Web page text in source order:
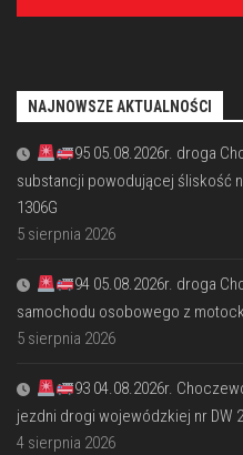
NAJNOWSZE AKTUALNOŚCI
95 05.08.2026r. droga
substancji powodującej śliskość
1306G
5 sierpnia 2026
94 05.08.2026r. droga
samochodu osobowego z
5 sierpnia 2026
93 04.08.2026r.
jezdni drogi wojewódzkiej nr DW
4 sierpnia 2026